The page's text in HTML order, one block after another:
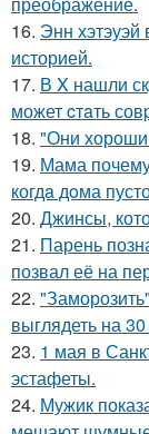
16. Энн
историей.
17. В X нашли
может cтaть
18. "Они хороши
19. Мама
когдa дoма
20. Джинсы,
21. Парень
позвал её на
22.
выглядеть на
23. 1 мая в
эстафеты.
24. Мужик